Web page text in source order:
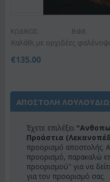
ΚΩΔΙΚΟΣ: Bsk8
Καλάθι με ορχιδέες
€135.00
ΑΠΟΣΤΟΛΗ
Έχετε επιλέξει
Προάστια
προορισμό αποστολής.
προορισμό, παρακαλώ
προορισμού" για να
για τον προορισμό σας.